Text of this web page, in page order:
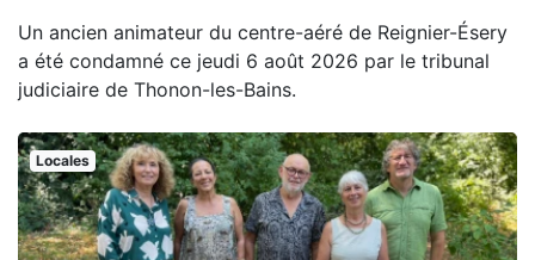
Un ancien animateur du centre-aéré de Reignier-Ésery
a été condamné ce jeudi 6 août 2026 par le tribunal
judiciaire de Thonon-les-Bains.
Locales